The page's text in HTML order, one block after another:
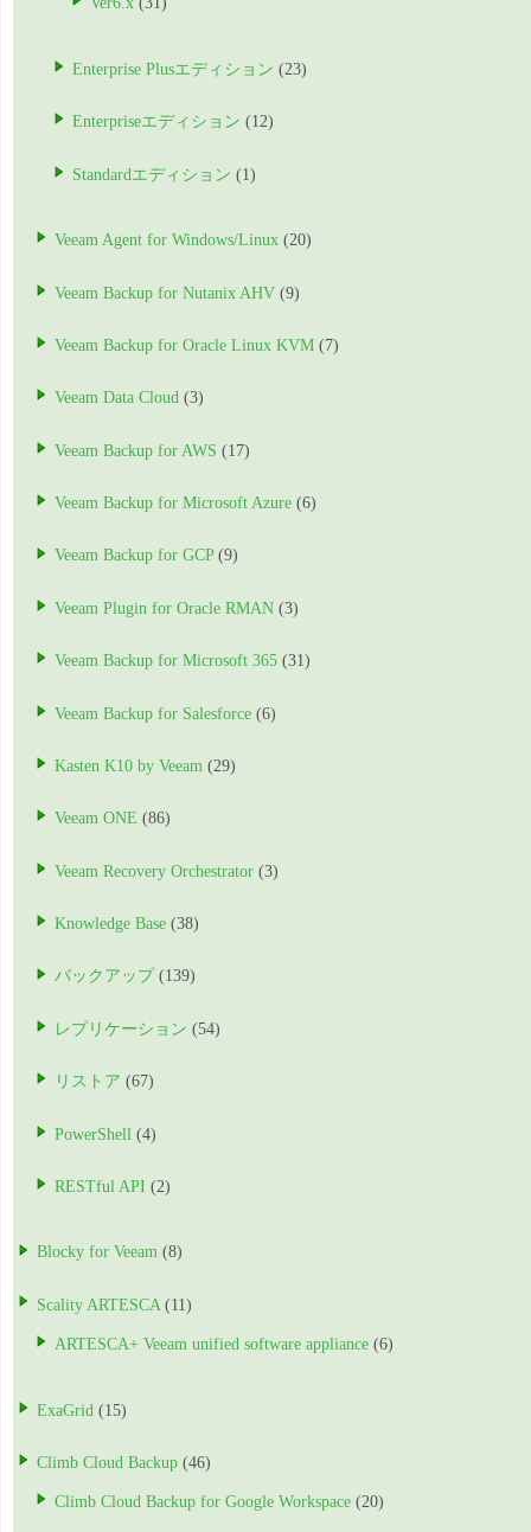
Enterprise Plusエディション (23)
Enterpriseエディション (12)
Standardエディション (1)
Veeam Agent for Windows/Linux (20)
Veeam Backup for Nutanix AHV (9)
Veeam Backup for Oracle Linux KVM (7)
Veeam Data Cloud (3)
Veeam Backup for AWS (17)
Veeam Backup for Microsoft Azure (6)
Veeam Backup for GCP(9)
Veeam Plugin for Oracle RMAN (3)
Veeam Backup for Microsoft 365 (31)
Veeam Backup for Salesforce (6)
Kasten K10 by Veeam (29)
Veeam ONE (86)
Veeam Recovery Orchestrator (3)
Knowledge Base (38)
バックアップ (139)
レプリケーション (54)
リストア (67)
PowerShell (4)
RESTful API (2)
Blocky for Veeam (8)
Scality ARTESCA (11)
ARTESCA+ Veeam unified software appliance (6)
ExaGrid (15)
Climb Cloud Backup (46)
Climb Cloud Backup for Google Workspace (20)